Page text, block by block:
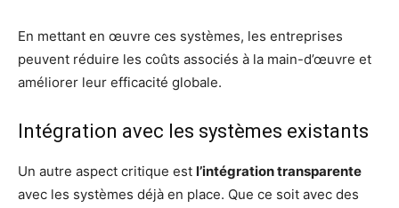
En mettant en œuvre ces systèmes, les entreprises
peuvent réduire les coûts associés à la main-d’œuvre et
améliorer leur efficacité globale.
Intégration avec les systèmes existants
Un autre aspect critique est l’intégration transparente
avec les systèmes déjà en place. Que ce soit avec des